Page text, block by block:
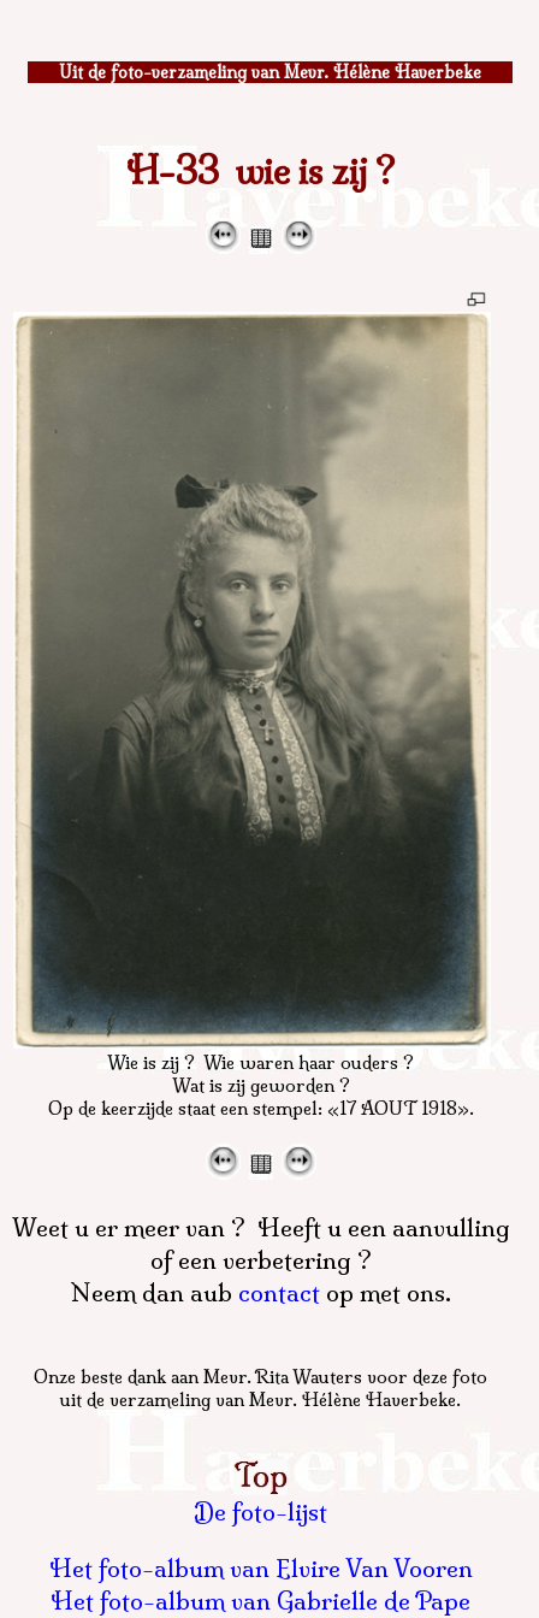
Uit de foto-verzameling van Mevr. Hélène Haverbeke
H-33 wie is zij ?
Wie is zij ? Wie waren haar ouders ?
Wat is zij geworden ?
Op de keerzijde staat een stempel: «17 AOUT 1918».
Weet u er meer van ? Heeft u een aanvulling
of een verbetering ?
Neem dan aub contactop met ons.
Onze beste dank aan Mevr. Rita Wauters voor deze foto
uit de verzameling van Mevr. Hélène Haverbeke.
De foto-lijst
Het foto-album van Elvire Van Vooren
Het foto-album van Gabrielle de Pape